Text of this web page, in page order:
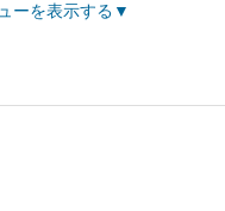
ーを表示する